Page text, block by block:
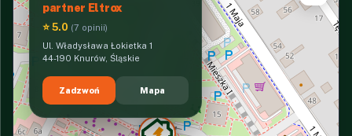
partner Eltrox
⭐ 5.0 (7 opinii)
Ul. Władysława Łokietka 1
44-190 Knurów, Śląskie
Zadzwoń Mapa